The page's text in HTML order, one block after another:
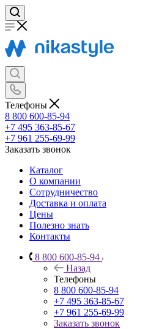
Телефоны
8 800 600-85-94
+7 495 363-85-67
+7 961 255-69-99
Заказать звонок
Каталог
О компании
Сотрудничество
Доставка и оплата
Цены
Полезно знать
Контакты
8 800 600-85-94
Назад
Телефоны
8 800 600-85-94
+7 495 363-85-67
+7 961 255-69-99
Заказать звонок